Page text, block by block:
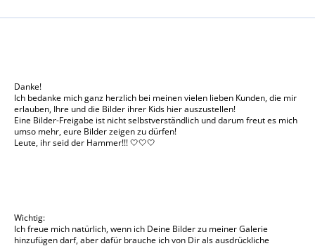
Danke!
Ich bedanke mich ganz herzlich bei meinen vielen lieben Kunden, die mir
erlauben, Ihre und die Bilder ihrer Kids hier auszustellen!
Eine Bilder-Freigabe ist nicht selbstverständlich und darum freut es mich
umso mehr, eure Bilder zeigen zu dürfen!
Leute, ihr seid der Hammer!!! 🤍🤍🤍
Wichtig:
Ich freue mich natürlich, wenn ich Deine Bilder zu meiner Galerie
hinzufügen darf, aber dafür brauche ich von Dir als ausdrückliche